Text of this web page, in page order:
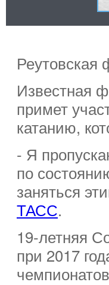
Реутовская
Известная
примет
катанию,
- Я
по
заняться
ТАСС.
19-летняя
при 2017